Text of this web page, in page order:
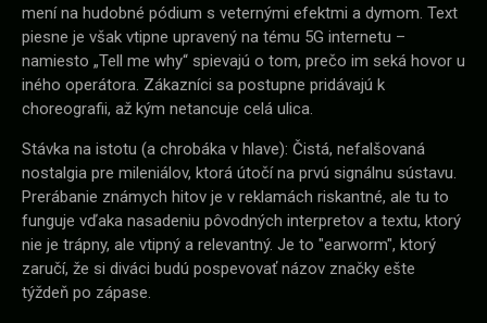
mení na hudobné pódium s veternými efektmi a dymom. Text
piesne je však vtipne upravený na tému 5G internetu –
namiesto „Tell me why“ spievajú o tom, prečo im seká hovor u
iného operátora. Zákazníci sa postupne pridávajú k
choreografii, až kým netancuje celá ulica.
Stávka na istotu (a chrobáka v hlave): Čistá, nefalšovaná
nostalgia pre mileniálov, ktorá útočí na prvú signálnu sústavu.
Prerábanie známych hitov je v reklamách riskantné, ale tu to
funguje vďaka nasadeniu pôvodných interpretov a textu, ktorý
nie je trápny, ale vtipný a relevantný. Je to "earworm", ktorý
zaručí, že si diváci budú pospevovať názov značky ešte
týždeň po zápase.